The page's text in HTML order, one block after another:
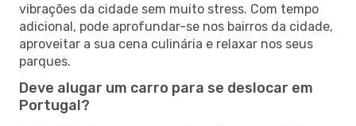
vibrações da cidade sem muito stress. Com tempo
adicional, pode aprofundar-se nos bairros da cidade,
aproveitar a sua cena culinária e relaxar nos seus
parques.
Deve alugar um carro para se deslocar em
Portugal?